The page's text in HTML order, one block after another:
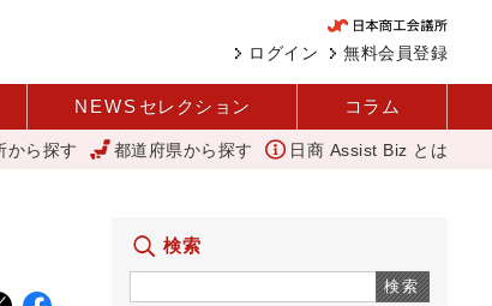
無料会員登録
ログイン
NEWS セレクション コラム
わい創出へ 人を呼び込む 元気な商店街 下町人情キラキラ橘商店
から探す 都道府県から探す 日商 Assist Biz とは
検索
検索